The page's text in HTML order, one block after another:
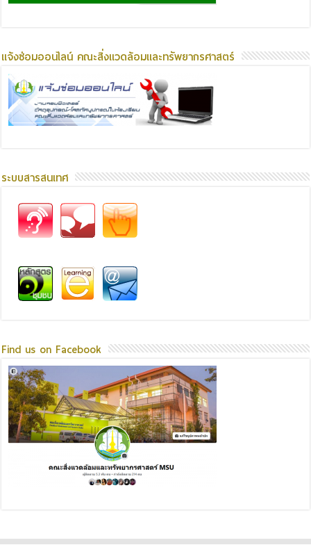
แจ้งซ่อมออนไลน์ คณะสิ่งแวดล้อมและทรัพยากรศาสตร์
ระบบสารสนเทศ
Find us on Facebook